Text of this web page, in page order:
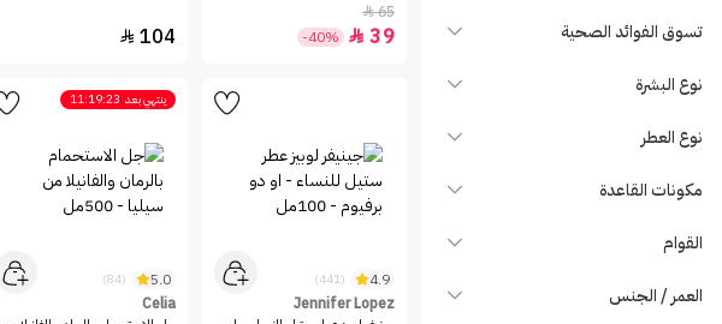
Bigen
Bioderma
Biorga
Biovene
bodyblendz
BOUCHERON
تسوق الفوائد الصحية
نوع البشرة
نوع العطر
مكونات القاعدة
القوام
العمر / الجنس
65

39

-40%
104

4.9
(441)
Jennifer Lopez
ينتهي بعد 11:19:23
5.0
(84)
Celia